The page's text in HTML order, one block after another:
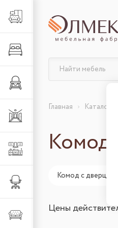
Гостиная
Кухня
Мягкая
Главная Каталог
Комод с дверцами
Цены